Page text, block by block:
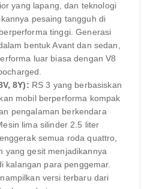
yang lapang, dan teknologi
pesaing tangguh di
tinggi. Generasi
bentuk Avant dan sedan,
luar biasa dengan V8
8Y): RS 3 yang berbasiskan
mobil berperforma kompak
pengalaman berkendara
lima silinder 2.5 liter
semua roda quattro,
yang gesit menjadikannya
kalangan para penggemar.
versi terbaru dari